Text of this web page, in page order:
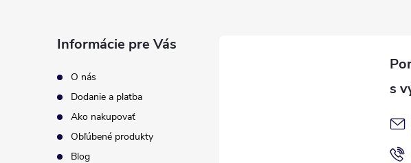
Informácie pre Vás
O nás
Dodanie a platba
Ako nakupovať
Obľúbené produkty
Blog